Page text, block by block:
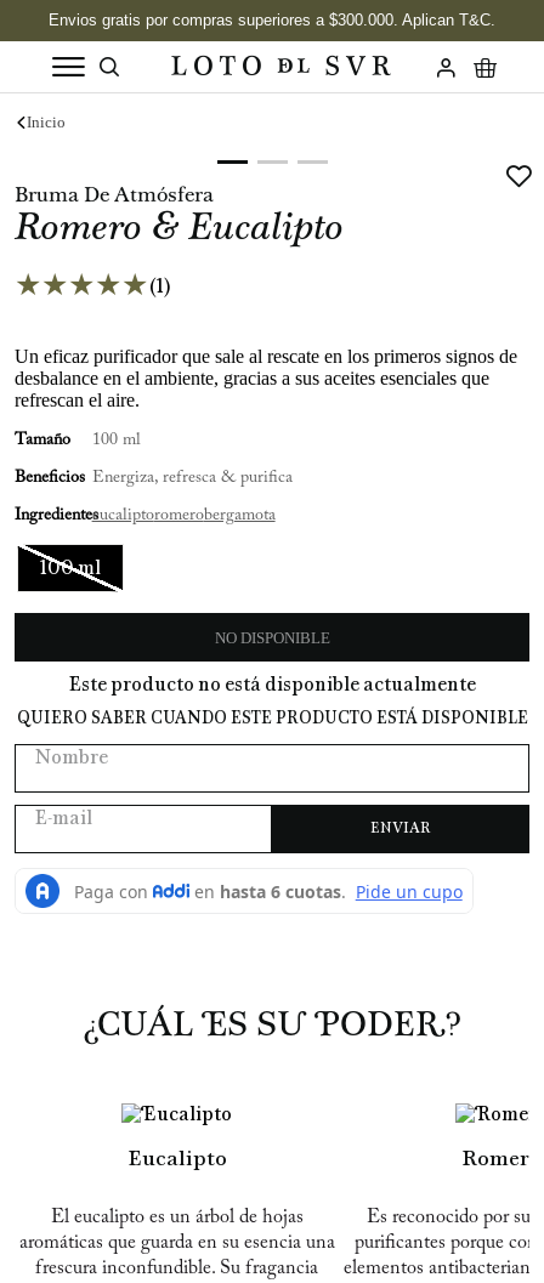
Bruma De Atmósfera
Romero & Eucalipto
★★★★★(1)
Un eficaz purificador que sale al rescate en los primeros signos de
desbalance en el ambiente, gracias a sus aceites esenciales que
refrescan el aire.
Tamaño 100 ml
Beneficios Energiza, refresca & purifica
Ingredienteseucaliptoromerobergamota
100 ml
NO DISPONIBLE
Este producto no está disponible actualmente
QUIERO SABER CUANDO ESTE PRODUCTO ESTÁ DISPONIBLE
ENVIAR
¿CUÁL ES SU PODER?
Eucalipto
El eucalipto es un árbol de hojas
aromáticas que guarda en su esencia una
frescura inconfundible. Su fragancia
Romero
Es reconocido por sus
purificantes porque
elementos
1. Vela
2. Labios
3 Jabon
5. Aceite
6. Kits
7. Jabón Cuerpo
8. Desodorante
9.
10. Mimosa